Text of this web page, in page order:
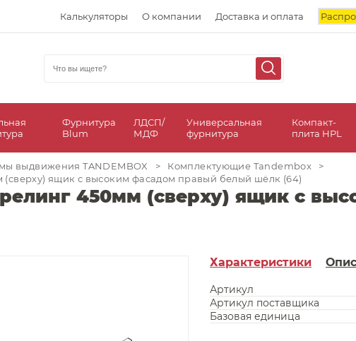
Калькуляторы О компании Доставка и оплата
Фурнитура
Blum
ЛДСП/
МДФ
Универсальная
фурнитура
Компакт-
плита HPL
выдвижения TANDEMBOX > Комплектующие Tandembox
>
ящик с высоким фасадом правый белый шёлк (64)
450мм (сверху) ящик с
Характеристики
Артикул
Артикул поставщика
Базовая единица